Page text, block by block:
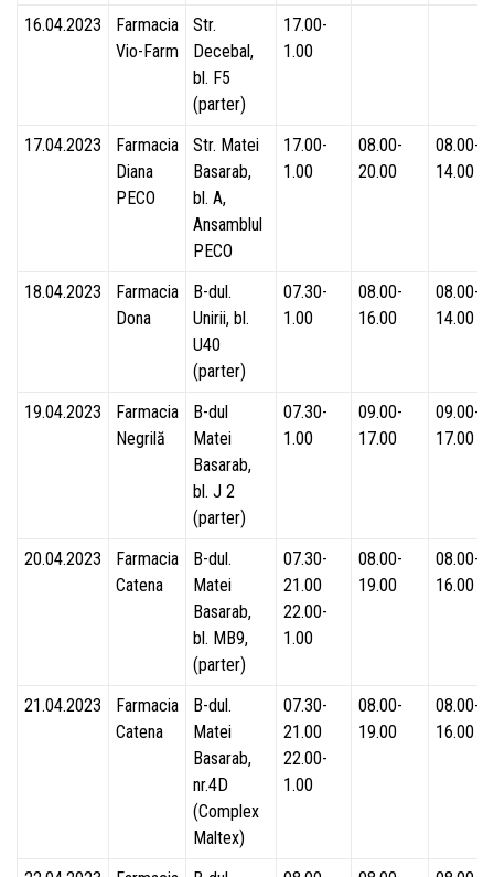
16.04.2023
Farmacia
Vio-Farm
Str.
Decebal,
bl. F5
(parter)
17.00-
1.00
17.04.2023
Farmacia
Diana
PECO
Str. Matei
Basarab,
bl. A,
Ansamblul
PECO
17.00-
1.00
08.00-
20.00
08.00-
14.00
18.04.2023
Farmacia
Dona
B-dul.
Unirii, bl.
U40
(parter)
07.30-
1.00
08.00-
16.00
08.00-
14.00
19.04.2023
Farmacia
Negrilă
B-dul
Matei
Basarab,
bl. J 2
(parter)
07.30-
1.00
09.00-
17.00
09.00-
17.00
20.04.2023
Farmacia
Catena
B-dul.
Matei
Basarab,
bl. MB9,
(parter)
07.30-
21.00
22.00-
1.00
08.00-
19.00
08.00-
16.00
21.04.2023
Farmacia
Catena
B-dul.
Matei
Basarab,
nr.4D
(Complex
Maltex)
07.30-
21.00
22.00-
1.00
08.00-
19.00
08.00-
16.00